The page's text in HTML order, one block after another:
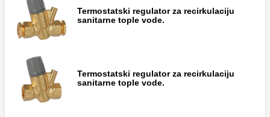
Termostatski regulator za recirkulaciju
sanitarne tople vode.
Termostatski regulator za recirkulaciju
sanitarne tople vode.